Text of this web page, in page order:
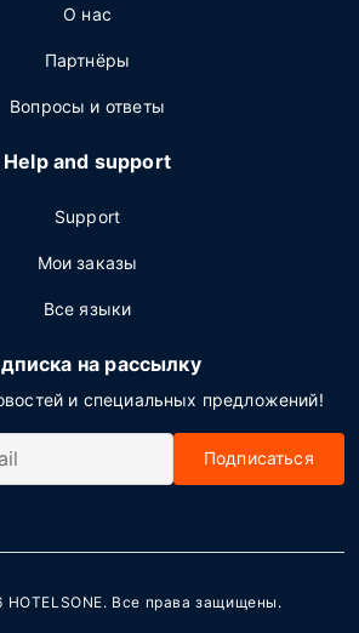
О нас
Партнёры
Вопросы и ответы
Help and support
Support
Мои заказы
Все языки
на рассылку
и специальных предложений!
Подписаться
HOTELSONE. Все права защищены.